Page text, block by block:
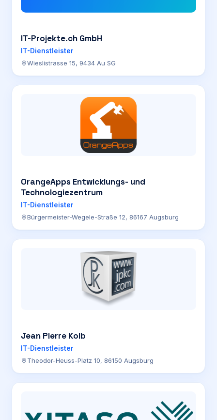
IT-Projekte.ch GmbH
IT-Dienstleister
Wieslistrasse 15, 9434 Au SG
OrangeApps Entwicklungs- und
Technologiezentrum
IT-Dienstleister
Bürgermeister-Wegele-Straße 12, 86167 Augsburg
Jean Pierre Kolb
IT-Dienstleister
Theodor-Heuss-Platz 10, 86150 Augsburg